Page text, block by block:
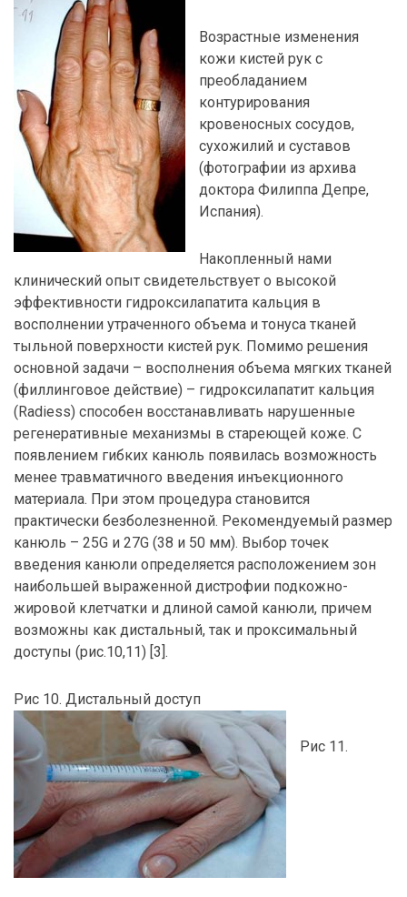
Возрастные изменения
кожи кистей рук с
преобладанием
контурирования
кровеносных сосудов,
сухожилий и суставов
(фотографии из архива
доктора Филиппа Депре,
Испания).
Накопленный нами
клинический опыт свидетельствует о высокой
эффективности гидроксилапатита кальция в
восполнении утраченного объема и тонуса тканей
тыльной поверхности кистей рук. Помимо решения
основной задачи – восполнения объема мягких тканей
(филлинговое действие) – гидроксилапатит кальция
(Radiess) способен восстанавливать нарушенные
регенеративные механизмы в стареющей коже. С
появлением гибких канюль появилась возможность
менее травматичного введения инъекционного
материала. При этом процедура становится
практически безболезненной. Рекомендуемый размер
канюль – 25G и 27G (38 и 50 мм). Выбор точек
введения канюли определяется расположением зон
наибольшей выраженной дистрофии подкожно-
жировой клетчатки и длиной самой канюли, причем
возможны как дистальный, так и проксимальный
доступы (рис.10,11) [3].
Рис 10. Дистальный доступ
Рис 11.